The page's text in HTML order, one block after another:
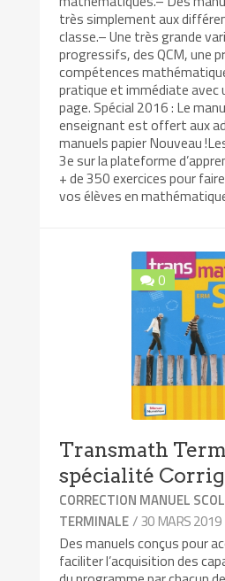
très simplement aux
classe.– Une très grande
progressifs, des QCM, une
compétences
pratique et immédiate avec
page. Spécial 2016 : Le
enseignant est offert aux
manuels papier Nouveau
3e sur la plateforme
+ de 350 exercices pour
vos élèves en
0
Transmath
spécialité
CORRECTION MANUEL
TERMINALE/ 30 MARS 2019
Des manuels conçus pour
faciliter l’acquisition des